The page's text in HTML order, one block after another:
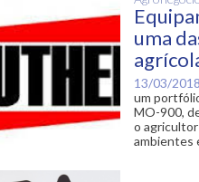
uma
13/03/2018
um
MO-900,
o
ambientes